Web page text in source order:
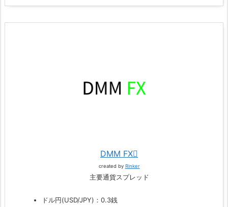
DMM FX
created by Rinker
主要通貨スプレッド
ドル円(USD/JPY)：0.3銭